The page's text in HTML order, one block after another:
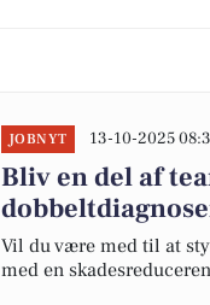
JOBNYT 13-10-2025
Bliv en del af
Vil du være med til at
med en